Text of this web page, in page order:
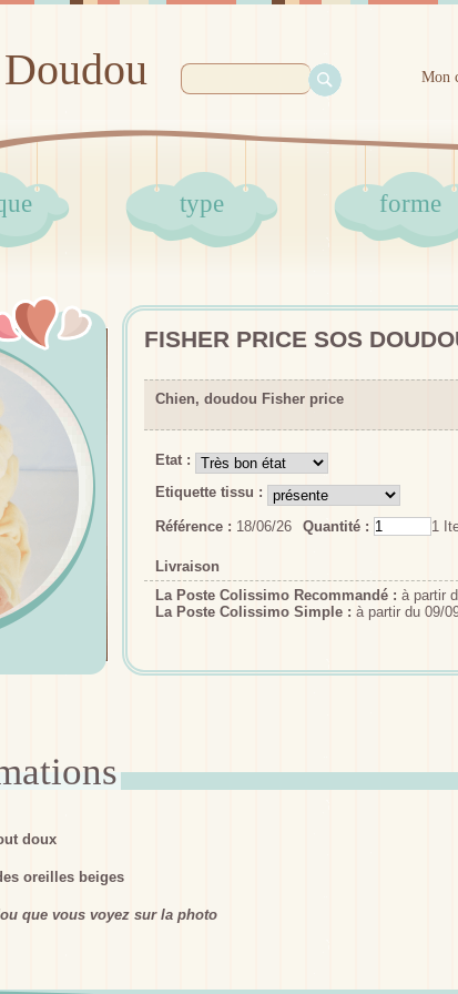
Mon
type forme
FISHER PRICE SOS
Chien, doudou Fisher price
Etat :
Etiquette tissu :
Référence : 18/06/26 Quantité : 1
Livraison
La Poste Colissimo Recommandé : à partir
La Poste Colissimo Simple : à partir du 09/
doux
oreilles beiges
que vous voyez sur la photo